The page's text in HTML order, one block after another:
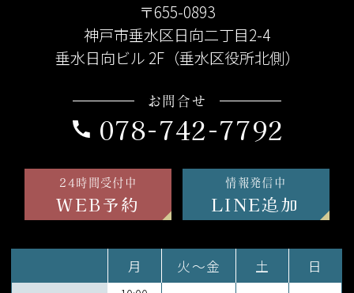
〒655-0893
神戸市垂水区日向二丁目2-4
垂水日向ビル 2F（垂水区役所北側）
お問合せ
078-742-7792
24時間受付中
WEB予約
情報発信中
LINE追加
月 火～金 土 日